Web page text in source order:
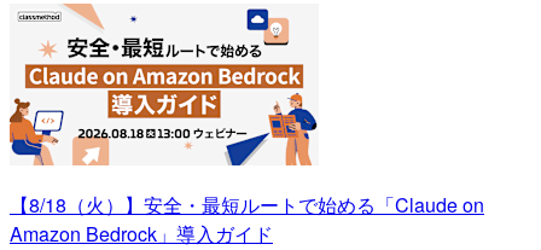
【8/18（火）】安全・最短ルートで始める「Claude on
Amazon Bedrock」導入ガイド